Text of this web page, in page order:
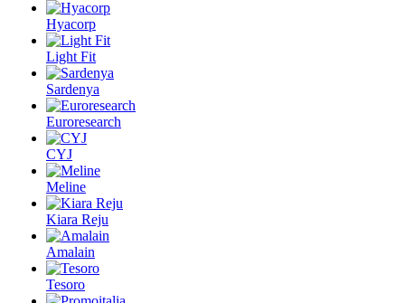
Hyacorp
Light Fit
Sardenya
Euroresearch
CYJ
Meline
Kiara Reju
Amalain
Tesoro